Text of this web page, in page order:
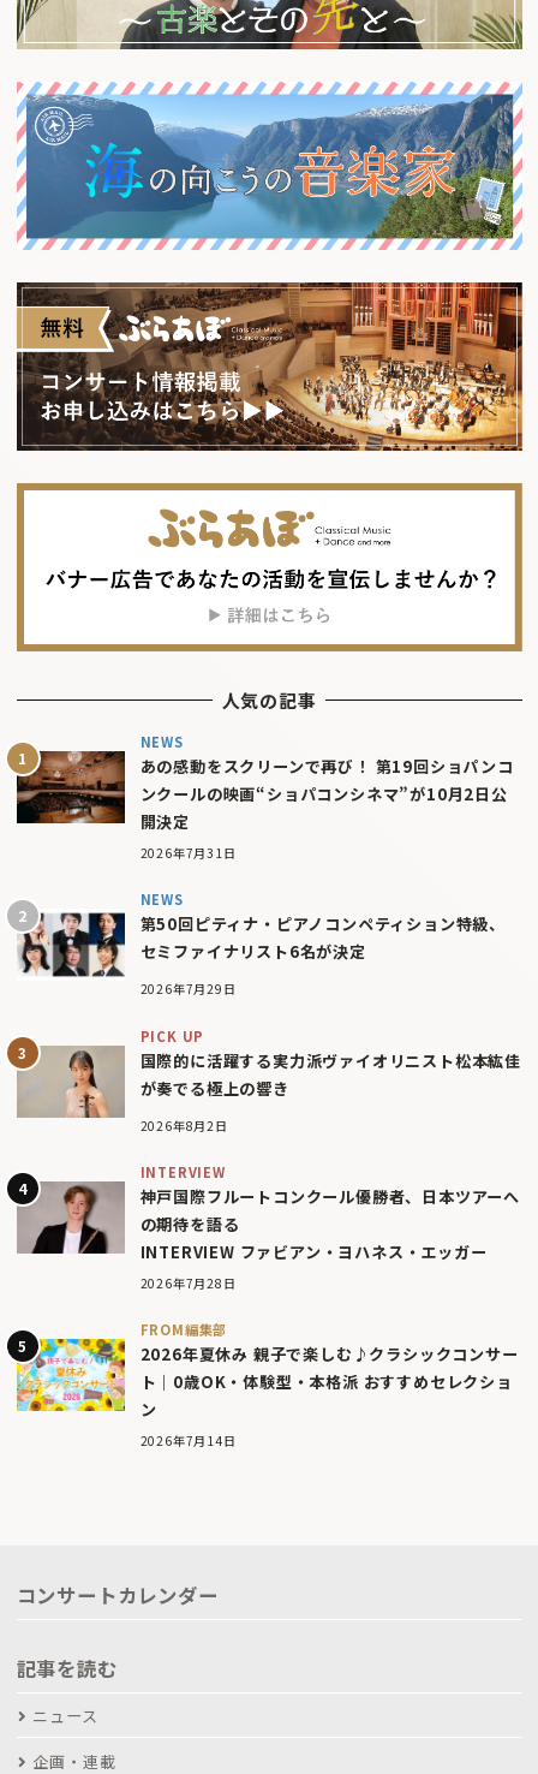
人気の記事
NEWS
あの感動をスクリーンで再び！ 第19回ショパンコ
ンクールの映画“ショパコンシネマ”が10月2日公
開決定
2026年7月31日
NEWS
第50回ピティナ・ピアノコンペティション特級、
セミファイナリスト6名が決定
2026年7月29日
PICK UP
国際的に活躍する実力派ヴァイオリニスト松本紘佳
が奏でる極上の響き
2026年8月2日
INTERVIEW
神戸国際フルートコンクール優勝者、日本ツアーへ
の期待を語る
INTERVIEW ファビアン・ヨハネス・エッガー
2026年7月28日
FROM編集部
2026年夏休み 親子で楽しむ♪クラシックコンサー
ト｜0歳OK・体験型・本格派 おすすめセレクショ
ン
2026年7月14日
コンサートカレンダー
記事を読む
ニュース
企画・連載